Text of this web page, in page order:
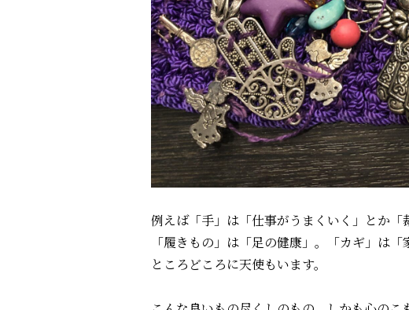
例えば「手」は「仕事がうまくいく」とか「
「履きもの」は「足の健康」。「カギ」は「
ところどころに天使もいます。